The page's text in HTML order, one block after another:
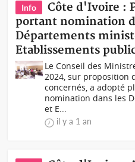
Info
Côte d'Ivoire :
portant nomination
Départements
Etablissements
Le Conseil des
2024, sur proposition
concernés, a adopté
nomination dans les
et E...
il y a 1 an